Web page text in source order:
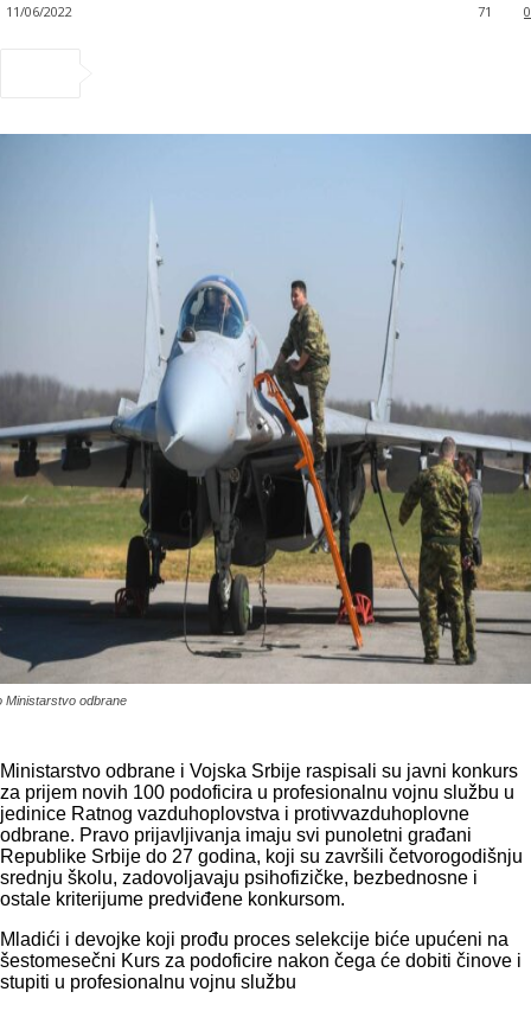
11/06/2022 0
71
Ministarstvo odbrane
Ministarstvo odbrane i Vojska Srbije raspisali su javni konkurs
za prijem novih 100 podoficira u profesionalnu vojnu službu u
jedinice Ratnog vazduhoplovstva i protivvazduhoplovne
odbrane. Pravo prijavljivanja imaju svi punoletni građani
Republike Srbije do 27 godina, koji su završili četvorogodišnju
srednju školu, zadovoljavaju psihofizičke, bezbednosne i
ostale kriterijume predviđene konkursom.
Mladići i devojke koji prođu proces selekcije biće upućeni na
šestomesečni Kurs za podoficire nakon čega će dobiti činove i
stupiti u profesionalnu vojnu službu